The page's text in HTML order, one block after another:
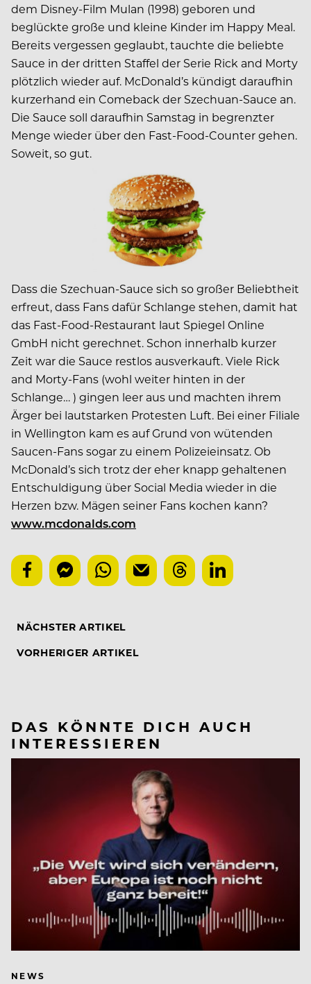
dem Disney-Film Mulan (1998) geboren und
beglückte große und kleine Kinder im Happy Meal.
Bereits vergessen geglaubt, tauchte die beliebte
Sauce in der dritten Staffel der Serie Rick and Morty
plötzlich wieder auf. McDonald’s kündigt daraufhin
kurzerhand ein Comeback der Szechuan-Sauce an.
Die Sauce soll daraufhin Samstag in begrenzter
Menge wieder über den Fast-Food-Counter gehen.
Soweit, so gut.
Dass die Szechuan-Sauce sich so großer Beliebtheit
erfreut, dass Fans dafür Schlange stehen, damit hat
das Fast-Food-Restaurant laut Spiegel Online
GmbH nicht gerechnet. Schon innerhalb kurzer
Zeit war die Sauce restlos ausverkauft. Viele Rick
and Morty-Fans (wohl weiter hinten in der
Schlange… ) gingen leer aus und machten ihrem
Ärger bei lautstarken Protesten Luft. Bei einer Filiale
in Wellington kam es auf Grund von wütenden
Saucen-Fans sogar zu einem Polizeieinsatz. Ob
McDonald’s sich trotz der eher knapp gehaltenen
Entschuldigung über Social Media wieder in die
Herzen bzw. Mägen seiner Fans kochen kann?
www.mcdonalds.com
NÄCHSTER ARTIKEL
VORHERIGER ARTIKEL
DAS KÖNNTE DICH AUCH
INTERESSIEREN
NEWS